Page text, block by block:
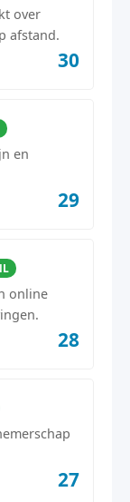
over
afstand.
30
en
29
online
28
27